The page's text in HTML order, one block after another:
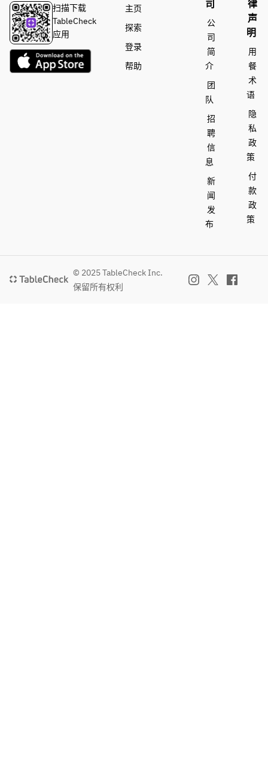
扫描下载
TableCheck
应用
主页
探索
登录
帮助
司
公
司
简
介
团
队
招
聘
信
息
新
闻
发
布
律
声
明
用
餐
术
语
隐
私
政
策
付
款
政
策
© 2025 TableCheck Inc.
保留所有权利